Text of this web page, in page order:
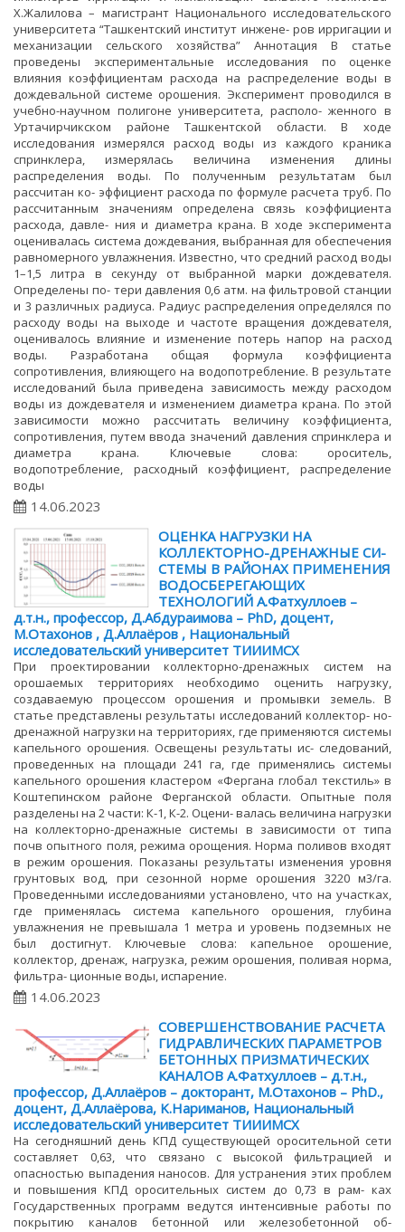
Х.Жалилова – магистрант Национального исследовательского
университета “Ташкентский институт инжене- ров ирригации и
механизации сельского хозяйства” Аннотация В статье
проведены экспериментальные исследования по оценке
влияния коэффициентам расхода на распределение воды в
дождевальной системе орошения. Эксперимент проводился в
учебно-научном полигоне университета, располо- женного в
Уртачирчикском районе Ташкентской области. В ходе
исследования измерялся расход воды из каждого краника
спринклера, измерялась величина изменения длины
распределения воды. По полученным результатам был
рассчитан ко- эффициент расхода по формуле расчета труб. По
рассчитанным значениям определена связь коэффициента
расхода, давле- ния и диаметра крана. В ходе эксперимента
оценивалась система дождевания, выбранная для обеспечения
равномерного увлажнения. Известно, что средний расход воды
1–1,5 литра в секунду от выбранной марки дождевателя.
Определены по- тери давления 0,6 атм. на фильтровой станции
и 3 различных радиуса. Радиус распределения определялся по
расходу воды на выходе и частоте вращения дождевателя,
оценивалось влияние и изменение потерь напор на расход
воды. Разработана общая формула коэффициента
сопротивления, влияющего на водопотребление. В результате
исследований была приведена зависимость между расходом
воды из дождевателя и изменением диаметра крана. По этой
зависимости можно рассчитать величину коэффициента,
сопротивления, путем ввода значений давления спринклера и
диаметра крана. Ключевые слова: ороситель,
водопотребление, расходный коэффициент, распределение
воды
14.06.2023
ОЦЕНКА НАГРУЗКИ НА
КОЛЛЕКТОРНО-ДРЕНАЖНЫЕ СИ-
СТЕМЫ В РАЙОНАХ ПРИМЕНЕНИЯ
ВОДОСБЕРЕГАЮЩИХ
ТЕХНОЛОГИЙ А.Фатхуллоев –
д.т.н., профессор, Д.Абдураимова – PhD, доцент,
М.Отахонов , Д.Аллаёров , Национальный
исследовательский университет ТИИИМСХ
При проектировании коллекторно-дренажных систем на
орошаемых территориях необходимо оценить нагрузку,
создаваемую процессом орошения и промывки земель. В
статье представлены результаты исследований коллектор- но-
дренажной нагрузки на территориях, где применяются системы
капельного орошения. Освещены результаты ис- следований,
проведенных на площади 241 га, где применялись системы
капельного орошения кластером «Фергана глобал текстиль» в
Коштепинском районе Ферганской области. Опытные поля
разделены на 2 части: К-1, К-2. Оцени- валась величина нагрузки
на коллекторно-дренажные системы в зависимости от типа
почв опытного поля, режима орощения. Норма поливов входят
в режим орошения. Показаны результаты изменения уровня
грунтовых вод, при сезонной норме орошения 3220 м3/га.
Проведенными исследованиями установлено, что на участках,
где применялась система капельного орошения, глубина
увлажнения не превышала 1 метра и уровень подземных не
был достигнут. Ключевые слова: капельное орошение,
коллектор, дренаж, нагрузка, режим орошения, поливая норма,
фильтра- ционные воды, испарение.
14.06.2023
СОВЕРШЕНСТВОВАНИЕ РАСЧЕТА
ГИДРАВЛИЧЕСКИХ ПАРАМЕТРОВ
БЕТОННЫХ ПРИЗМАТИЧЕСКИХ
КАНАЛОВ А.Фатхуллоев – д.т.н.,
профессор, Д.Аллаёров – докторант, М.Отахонов – PhD.,
доцент, Д.Аллаёрова, K.Нариманов, Национальный
исследовательский университет ТИИИМСХ
На сегодняшний день КПД существующей оросительной сети
составляет 0,63, что связано с высокой фильтрацией и
опасностью выпадения наносов. Для устранения этих проблем
и повышения КПД оросительных систем до 0,73 в рам- ках
Государственных программ ведутся интенсивные работы по
покрытию каналов бетонной или железобетонной об-